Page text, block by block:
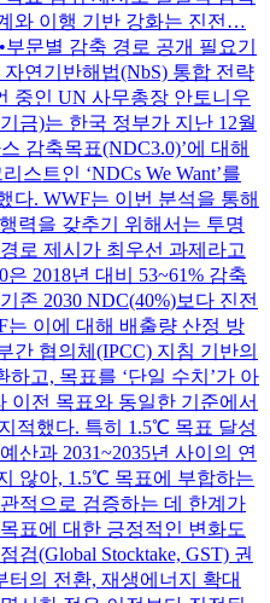
와 이행 기반 강화는 진전…
문별 감축 경로 공개 필요기
연기반해법(NbS) 통합 전략
중인 UN 사무총장 안토니우
금)는 한국 정부가 지난 12월
감축목표(NDC3.0)’에 대해
스트인 ‘NDCs We Want’를
다. WWF는 이번 분석을 통해
력을 갖추기 위해서는 투명
로 제시가 최우선 과제라고
2018년 대비 53~61% 감축
존 2030 NDC(40%)보다 진전
는 이에 대해 배출량 산정 방
간 협의체(IPCC) 지침 기반의
고, 목표를 ‘단일 수치’가 아
이전 목표와 동일한 기준에서
적했다. 특히 1.5℃ 목표 달성
산과 2031~2035년 사이의 연
않아, 1.5℃ 목표에 부합하는
적으로 검증하는 데 한계가
표에 대한 긍정적인 변화도
검(Global Stocktake, GST) 권
터의 전환, 재생에너지 확대